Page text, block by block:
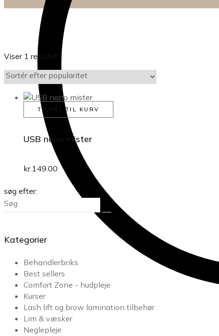
Viser 1 resultat
TILFØJ TIL KURV
USB nano mister
kr.149.00
søg efter:
Kategorier
Behandlerbriks
Best sellers
Comfort Zone - hudpleje
Kurser
Lash lift og brow lamination tilbehør
Lim & væsker
Neglepleje